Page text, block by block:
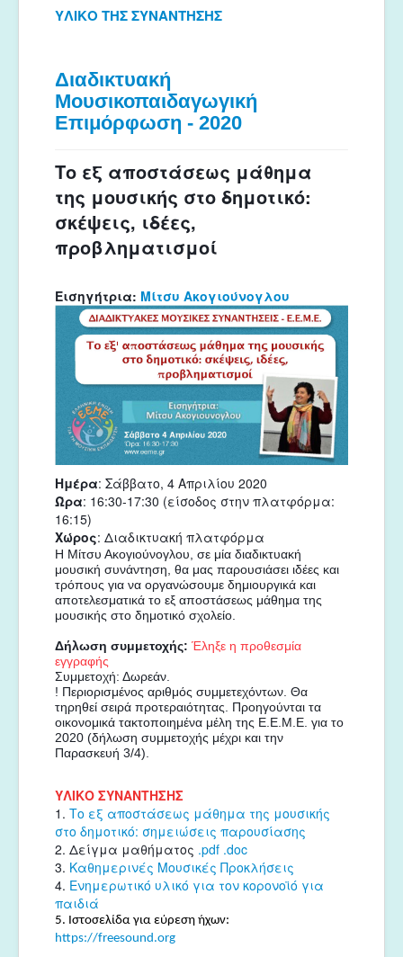
ΥΛΙΚΟ ΤΗΣ ΣΥΝΑΝΤΗΣΗΣ
Διαδικτυακή
Μουσικοπαιδαγωγική
Επιμόρφωση - 2020
Το εξ αποστάσεως μάθημα
της μουσικής στο δημοτικό:
σκέψεις, ιδέες,
προβληματισμοί
Εισηγήτρια: Μίτσυ Ακογιούνογλου
Ημέρα: Σάββατο, 4 Απριλίου 2020
Ώρα: 16:30-17:30 (είσοδος στην πλατφόρμα:
16:15)
Χώρος: Διαδικτυακή πλατφόρμα
Η Μίτσυ Ακογιούνογλου, σε μία διαδικτυακή
μουσική συνάντηση, θα μας παρουσιάσει ιδέες και
τρόπους για να οργανώσουμε δημιουργικά και
αποτελεσματικά το εξ αποστάσεως μάθημα της
μουσικής στο δημοτικό σχολείο.
Δήλωση συμμετοχής: Έληξε η προθεσμία
εγγραφής
Συμμετοχή: Δωρεάν.
! Περιορισμένος αριθμός συμμετεχόντων. Θα
τηρηθεί σειρά προτεραιότητας. Προηγούνται τα
οικονομικά τακτοποιημένα μέλη της Ε.Ε.Μ.Ε. για το
2020 (δήλωση συμμετοχής μέχρι και την
Παρασκευή 3/4).
ΥΛΙΚΟ ΣΥΝΑΝΤΗΣΗΣ
1. Το εξ αποστάσεως μάθημα της μουσικής
στο δημοτικό: σημειώσεις παρουσίασης
2. Δείγμα μαθήματος .pdf .doc
3. Καθημερινές Μουσικές Προκλήσεις
4. Ενημερωτικό υλικό για τον κορονοϊό για
παιδιά
5. Ιστοσελίδα για εύρεση ήχων:
https://freesound.org